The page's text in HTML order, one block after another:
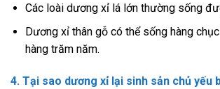
Các loài dương xỉ lá lớn thường sống
Dương xỉ thân gỗ có thể sống hàng
hàng trăm năm.
4. Tại sao dương xỉ lại sinh sản chủ yếu